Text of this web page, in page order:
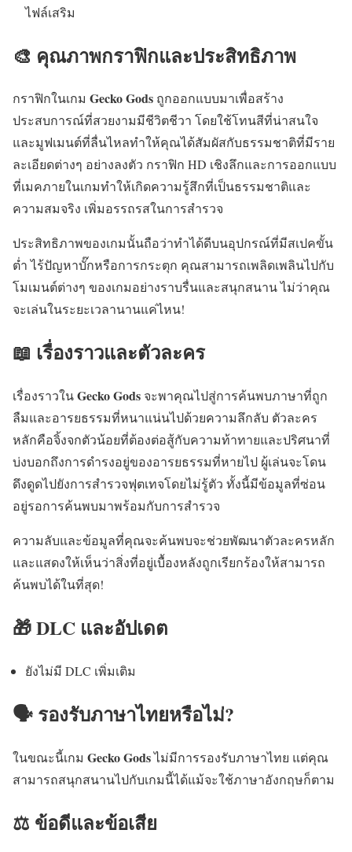
ไฟล์เสริม
🎨 คุณภาพกราฟิกและประสิทธิภาพ
กราฟิกในเกม Gecko Gods ถูกออกแบบมาเพื่อสร้าง
ประสบการณ์ที่สวยงามมีชีวิตชีวา โดยใช้โทนสีที่น่าสนใจ
และมูฟเมนต์ที่ลื่นไหลทำให้คุณได้สัมผัสกับธรรมชาติที่มีราย
ละเอียดต่างๆ อย่างลงตัว กราฟิก HD เชิงลึกและการออกแบบ
ที่เมคภายในเกมทำให้เกิดความรู้สึกที่เป็นธรรมชาติและ
ความสมจริง เพิ่มอรรถรสในการสำรวจ
ประสิทธิภาพของเกมนั้นถือว่าทำได้ดีบนอุปกรณ์ที่มีสเปคขั้น
ต่ำ ไร้ปัญหาบั๊กหรือการกระตุก คุณสามารถเพลิดเพลินไปกับ
โมเมนต์ต่างๆ ของเกมอย่างราบรื่นและสนุกสนาน ไม่ว่าคุณ
จะเล่นในระยะเวลานานแค่ไหน!
📖 เรื่องราวและตัวละคร
เรื่องราวในGecko Gods จะพาคุณไปสู่การค้นพบภาษาที่ถูก
ลืมและอารยธรรมที่หนาแน่นไปด้วยความลึกลับ ตัวละคร
หลักคือจิ้งจกตัวน้อยที่ต้องต่อสู้กับความท้าทายและปริศนาที่
บ่งบอกถึงการดำรงอยู่ของอารยธรรมที่หายไป ผู้เล่นจะโดน
ดึงดูดไปยังการสำรวจฟุตเทจโดยไม่รู้ตัว ทั้งนี้มีข้อมูลที่ซ่อน
อยู่รอการค้นพบมาพร้อมกับการสำรวจ
ความลับและข้อมูลที่คุณจะค้นพบจะช่วยพัฒนาตัวละครหลัก
และแสดงให้เห็นว่าสิ่งที่อยู่เบื้องหลังถูกเรียกร้องให้สามารถ
ค้นพบได้ในที่สุด!
🎁 DLC และอัปเดต
ยังไม่มี DLC เพิ่มเติม
🗣️ รองรับภาษาไทยหรือไม่?
ในขณะนี้เกม Gecko Godsไม่มีการรองรับภาษาไทย แต่คุณ
สามารถสนุกสนานไปกับเกมนี้ได้แม้จะใช้ภาษาอังกฤษก็ตาม
⚖️ ข้อดีและข้อเสีย